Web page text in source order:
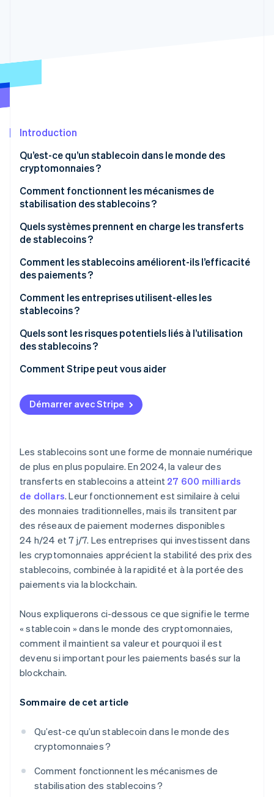
Climate
Vérification de l'identité
Stripe Sessions 2026
Découvrez comment Stripe construit l’infrastructure
Regarder la vidéo
Introduction
Qu’est-ce qu’un stablecoin dans le monde des
cryptomonnaies ?
Comment fonctionnent les mécanismes de
stabilisation des stablecoins ?
Les stablecoins liés à des devises fiduciaires
Les stablecoins liés à des algorithmes
Quels systèmes prennent en charge les transferts
de stablecoins ?
Comment les stablecoins améliorent-ils l’efficacité
des paiements ?
Comment les entreprises utilisent-elles les
stablecoins ?
Quels sont les risques potentiels liés à l’utilisation
des stablecoins ?
Risque de réserve et d’émetteur
Instabilité de l’ancrage
Incertitude réglementaire
Exigences de conformité
Comment Stripe peut vous aider
Démarrer avec Stripe
Les stablecoins sont une forme de monnaie numérique
de plus en plus populaire. En 2024, la valeur des
transferts en stablecoins a atteint 27 600 milliards
de dollars. Leur fonctionnement est similaire à celui
des monnaies traditionnelles, mais ils transitent par
des réseaux de paiement modernes disponibles
24 h/24 et 7 j/7. Les entreprises qui investissent dans
les cryptomonnaies apprécient la stabilité des prix des
stablecoins, combinée à la rapidité et à la portée des
paiements via la blockchain.
Nous expliquerons ci-dessous ce que signifie le terme
« stablecoin » dans le monde des cryptomonnaies,
comment il maintient sa valeur et pourquoi il est
devenu si important pour les paiements basés sur la
blockchain.
Sommaire de cet article
Qu’est-ce qu’un stablecoin dans le monde des
cryptomonnaies ?
Comment fonctionnent les mécanismes de
stabilisation des stablecoins ?